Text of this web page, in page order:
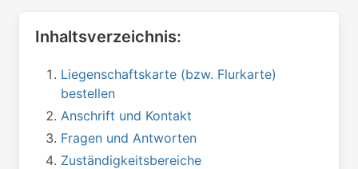
Inhaltsverzeichnis:
Liegenschaftskarte (bzw. Flurkarte)
bestellen
Anschrift und Kontakt
Fragen und Antworten
Zuständigkeitsbereiche